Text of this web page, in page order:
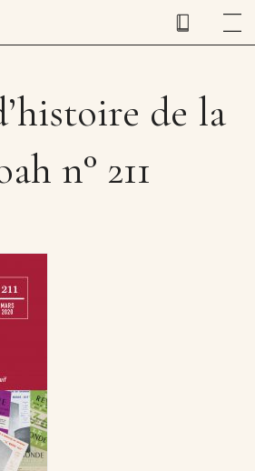
de la
n° 211